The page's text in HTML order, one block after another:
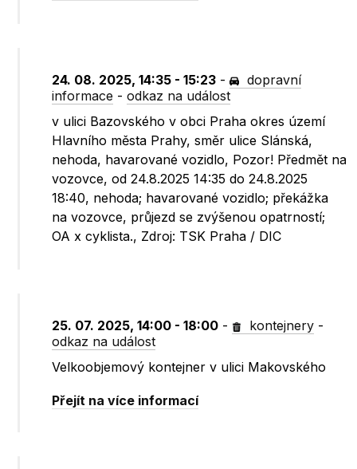
24. 08. 2025, 14:35 - 15:23 -
dopravní
informace -odkaz na událost
v ulici Bazovského v obci Praha okres území
Hlavního města Prahy, směr ulice Slánská,
nehoda, havarované vozidlo, Pozor! Předmět na
vozovce, od 24.8.2025 14:35 do 24.8.2025
18:40, nehoda; havarované vozidlo; překážka
na vozovce, průjezd se zvýšenou opatrností;
OA x cyklista., Zdroj: TSK Praha / DIC
25. 07. 2025, 14:00 - 18:00 - kontejnery -
odkaz na událost
Velkoobjemový kontejner v ulici Makovského
Přejít na více informací